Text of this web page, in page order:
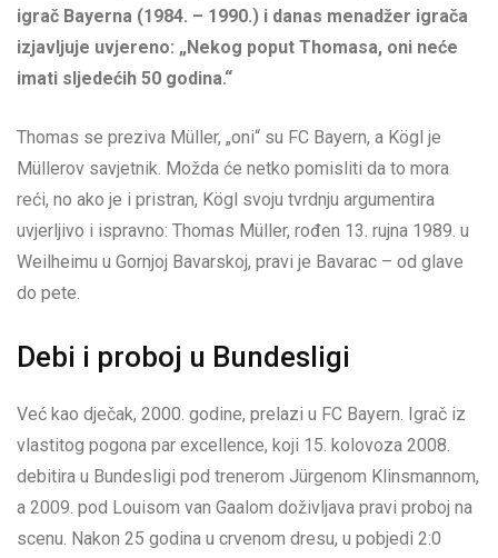
igrač Bayerna (1984. – 1990.) i danas menadžer igrača
izjavljuje uvjereno: „Nekog poput Thomasa, oni neće
imati sljedećih 50 godina.“
Thomas se preziva Müller, „oni“ su FC Bayern, a Kögl je
Müllerov savjetnik. Možda će netko pomisliti da to mora
reći, no ako je i pristran, Kögl svoju tvrdnju argumentira
uvjerljivo i ispravno: Thomas Müller, rođen 13. rujna 1989. u
Weilheimu u Gornjoj Bavarskoj, pravi je Bavarac – od glave
do pete.
Debi i proboj u Bundesligi
Već kao dječak, 2000. godine, prelazi u FC Bayern. Igrač iz
vlastitog pogona par excellence, koji 15. kolovoza 2008.
debitira u Bundesligi pod trenerom Jürgenom Klinsmannom,
a 2009. pod Louisom van Gaalom doživljava pravi proboj na
scenu. Nakon 25 godina u crvenom dresu, u pobjedi 2:0